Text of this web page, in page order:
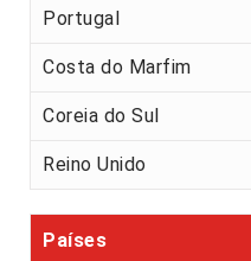
Portugal
Costa do Marfim
Coreia do Sul
Reino Unido
Países